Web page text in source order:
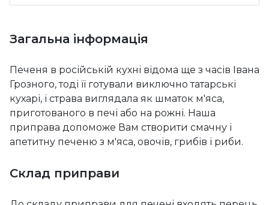
Загальна інформація
Печеня в російській кухні відома ще з часів Івана
Грозного, тоді її готували виключно татарські
кухарі, і страва виглядала як шматок м'яса,
приготованого в печі або на рожні. Наша
приправа допоможе Вам створити смачну і
апетитну печеню з м'яса, овочів, грибів і риби.
Склад приправи